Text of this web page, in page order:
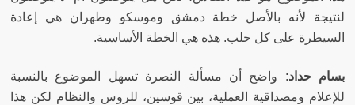
لنتيجة لأنه بالأصل خطة دمشق وموسكو وطهران هي إعادة
السيطرة على كل حلب. هذه هي الخطة الأساسية.
بسام حداد: واضح أن مسألة النصرة تسهل الموضوع بالنسبة
للإعلام ومصداقية العملية، بين قوسين، للروس والنظام لكن هذا